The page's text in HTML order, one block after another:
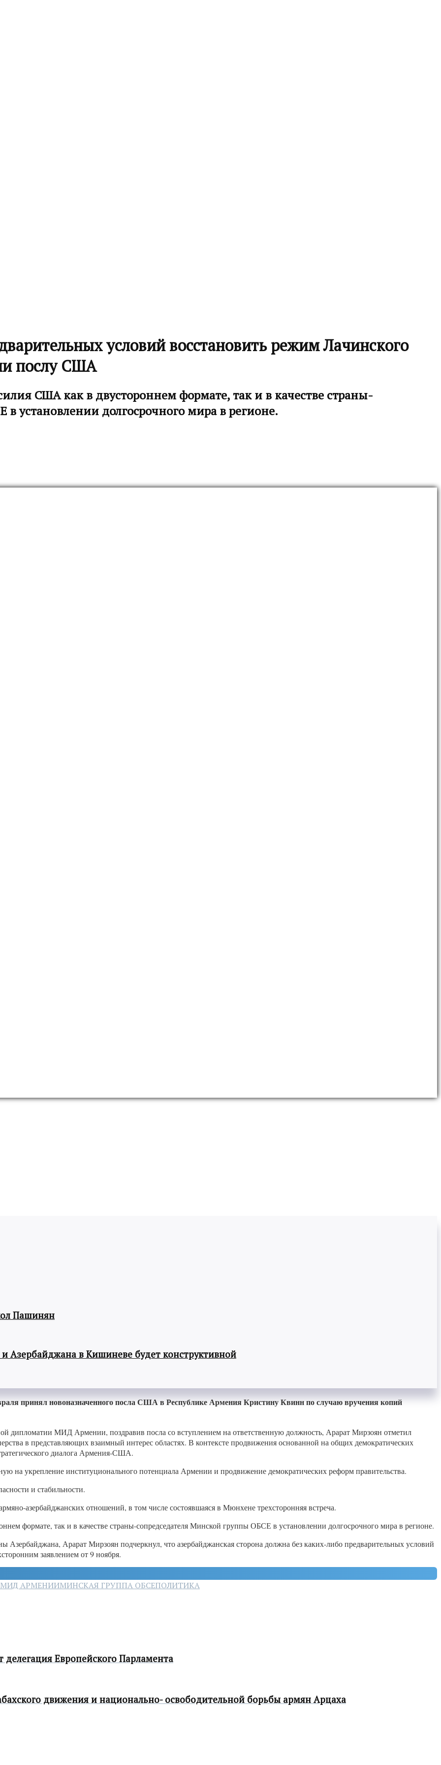
условий восстановить режим Лачинского
послу США
США как в двустороннем формате, так и в качестве страны-
установлении долгосрочного мира в регионе.
Пашинян
в Кишиневе будет конструктивной
принял новоназначенного посла США в Республике Армения Кристину Квинн по случаю вручения копий
дипломатии МИД Армении, поздравив посла со вступлением на ответственную должность, Арарат Мирзоян отметил
в представляющих взаимный интерес областях. В контексте продвижения основанной на общих демократических
диалога Армения-США.
укрепление институционального потенциала Армении и продвижение демократических реформ правительства.
и стабильности.
азербайджанских отношений, в том числе состоявшаяся в Мюнхене трехсторонняя встреча.
формате, так и в качестве страны-сопредседателя Минской группы ОБСЕ в установлении долгосрочного мира в регионе.
Азербайджана, Арарат Мирзоян подчеркнул, что азербайджанская сторона должна без каких-либо предварительных условий
заявлением от 9 ноября.
МИД АРМЕНИИМИНСКАЯ ГРУППА ОБСЕПОЛИТИКА
Европейского Парламента
движения и национально- освободительной борьбы армян Арцаха